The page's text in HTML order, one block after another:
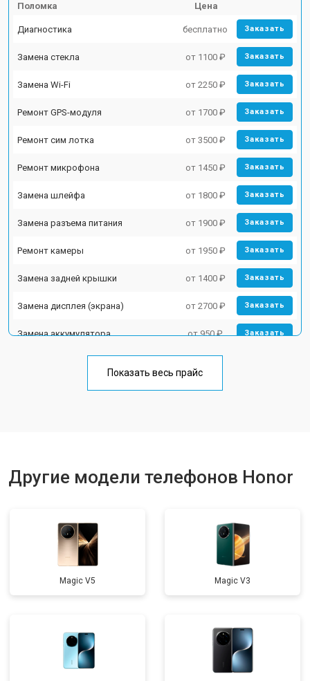
Поломка Цена
Диагностика бесплатно Заказать
Замена стекла от 1100 ₽ Заказать
Замена Wi-Fi от 2250 ₽ Заказать
Ремонт GPS-модуля от 1700 ₽ Заказать
Ремонт сим лотка от 3500 ₽ Заказать
Ремонт микрофона от 1450 ₽ Заказать
Замена шлейфа от 1800 ₽ Заказать
Замена разъема питания от 1900 ₽ Заказать
Ремонт камеры от 1950 ₽ Заказать
Замена задней крышки от 1400 ₽ Заказать
Замена дисплея (экрана) от 2700 ₽ Заказать
Замена аккумулятора от 950 ₽ Заказать
Ремонт цепи питания от 3200 ₽
Показать весь прайс
Другие модели телефонов Honor
Magic V5 Magic V3